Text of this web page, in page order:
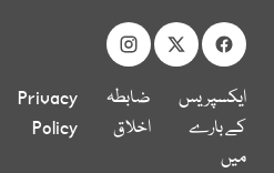
ایکسپریس
کے بارے
میں
ضابطہ
اخلاق
Privacy
Policy